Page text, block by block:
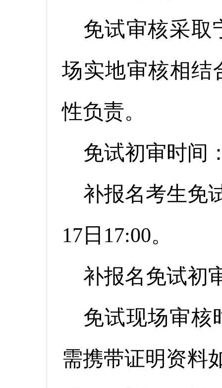
免试审核采取
场实地审核相结
性负责。
免试初审时间
补报名考生免
17日17:00。
补报名免试初
免试现场审核
需携带证明资料